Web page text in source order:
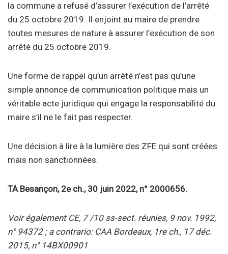
la commune a refusé d’assurer l’exécution de l’arrêté
du 25 octobre 2019. Il enjoint au maire de prendre
toutes mesures de nature à assurer l’exécution de son
arrêté du 25 octobre 2019.
Une forme de rappel qu’un arrêté n’est pas qu’une
simple annonce de communication politique mais un
véritable acte juridique qui engage la responsabilité du
maire s’il ne le fait pas respecter.
Une décision à lire à la lumière des ZFE qui sont créées
mais non sanctionnées.
TA Besançon, 2e ch., 30 juin 2022, n° 2000656.
Voir également CE, 7 /10 ss-sect. réunies, 9 nov. 1992,
n° 94372 ; a contrario: CAA Bordeaux, 1re ch., 17 déc.
2015, n° 14BX00901